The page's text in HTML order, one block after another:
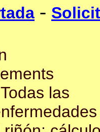
-
Todas las